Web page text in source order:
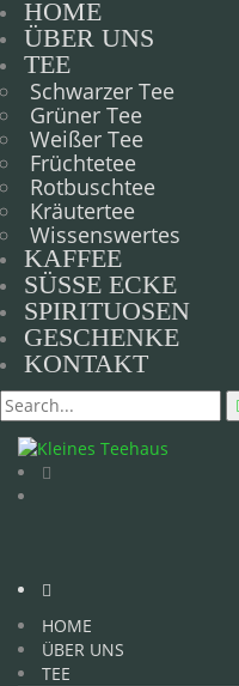
HOME
ÜBER UNS
TEE
Schwarzer Tee
Grüner Tee
Weißer Tee
Früchtetee
Rotbuschtee
Kräutertee
Wissenswertes
KAFFEE
SÜSSE ECKE
SPIRITUOSEN
GESCHENKE
KONTAKT
HOME
ÜBER UNS
TEE